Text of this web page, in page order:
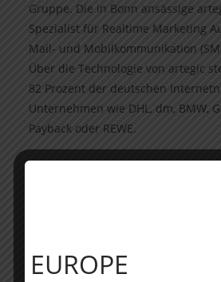
Gruppe. Die in Bonn ansässige
Spezialist für Realtime Marketing
Mail- und Mobilkommunikation
Über die Technologie von artegic
82 Prozent der deutschen
Unternehmen wie DHL, dm, BMW,
Payback oder REWE.
Mit dem Erwerb von artegic setzt
wachsenden e-Unternehmen mit
Positionierung in der globalen
EUROPE